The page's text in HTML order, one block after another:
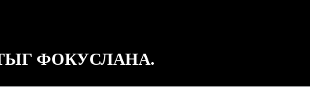
ФОКУСЛАНА.